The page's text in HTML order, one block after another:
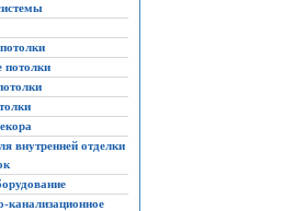
внутренней отделки
канализационное